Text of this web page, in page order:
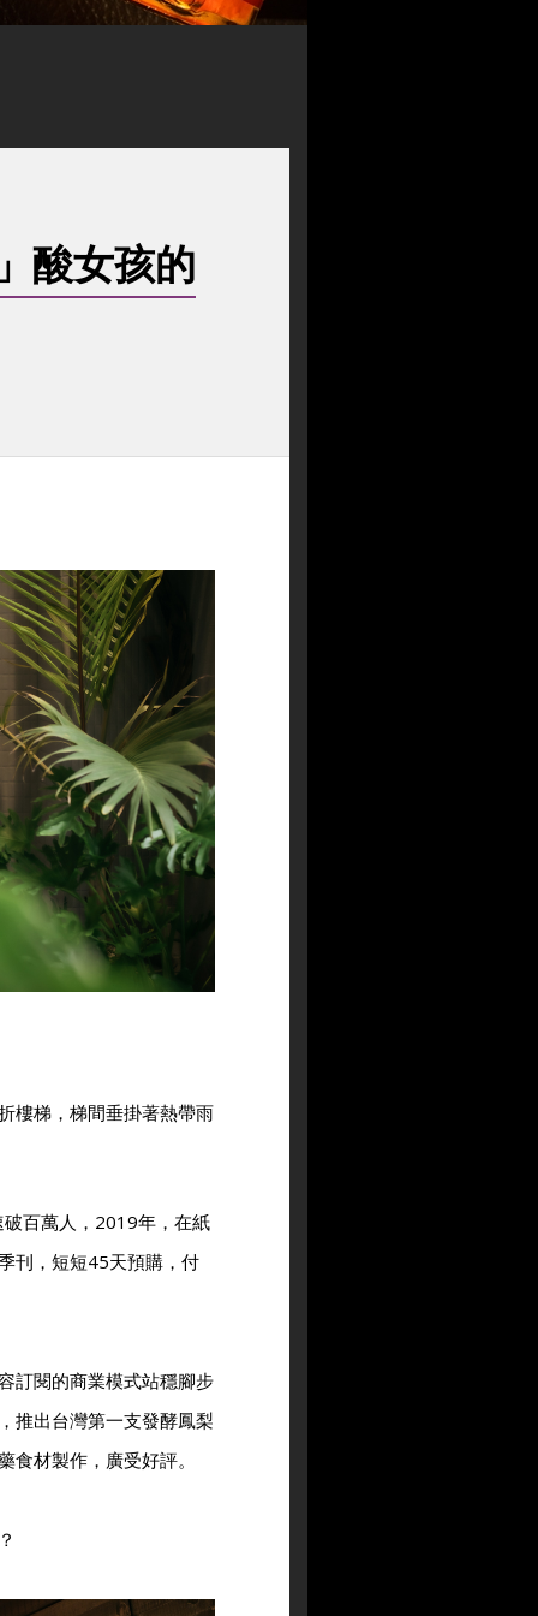
酸女孩的
樓梯，梯間垂掛著熱帶雨
百萬人，2019年，在紙
刊，短短45天預購，付
訂閱的商業模式站穩腳步
推出台灣第一支發酵鳳梨
材製作，廣受好評。